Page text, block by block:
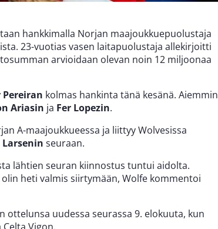
hankkimalla Norjan maajoukkuepuolustaja
23-vuotias vasen laitapuolustaja allekirjoitti
arvioidaan olevan noin 12 miljoonaa
kolmas hankinta tänä kesänä. Aiemmin
Ariasin ja Fer Lopezin.
A-maajoukkueessa ja liittyy Wolvesissa
Larsenin seuraan.
lähtien seuran kiinnostus tuntui aidolta.
heti valmis siirtymään, Wolfe kommentoi
ottelunsa uudessa seurassa 9. elokuuta, kun